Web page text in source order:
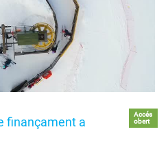
finançament a
Accés
obert